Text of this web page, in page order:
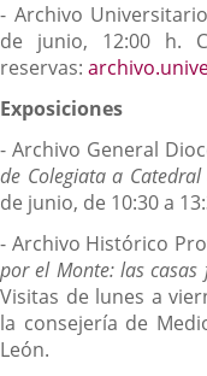
- Archivo
de junio, 12:00 h.
reservas:
Exposiciones
- Archivo General
de Colegiata a
de junio, de 10:30 a
- Archivo Histórico
por el Monte: las
Visitas de lunes a
la consejería de
León.